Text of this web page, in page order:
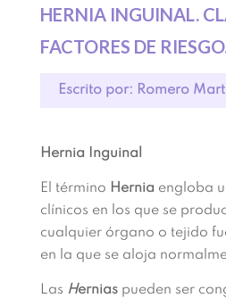
HERNIA INGUINAL.
FACTORES DE
Escrito por: Romero
Hernia Inguinal
El término Hernia engloba
clínicos en los que se
cualquier órgano o tejido
en la que se aloja
Las Hernias pueden ser